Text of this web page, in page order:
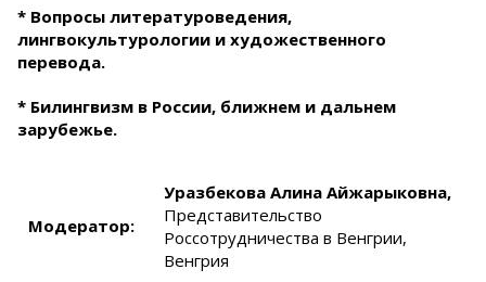
* Вопросы литературоведения,
лингвокультурологии и художественного
перевода.
* Билингвизм в России, ближнем и дальнем
зарубежье.
Модератор:
Уразбекова Алина Айжарыковна,
Представительство
Россотрудничества в Венгрии,
Венгрия